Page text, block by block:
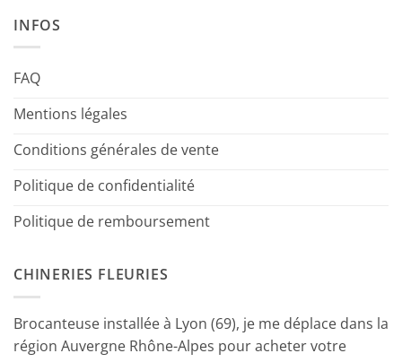
INFOS
FAQ
Mentions légales
Conditions générales de vente
Politique de confidentialité
Politique de remboursement
CHINERIES FLEURIES
Brocanteuse installée à Lyon (69), je me déplace dans la
région Auvergne Rhône-Alpes pour acheter votre